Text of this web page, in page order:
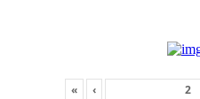
« ‹